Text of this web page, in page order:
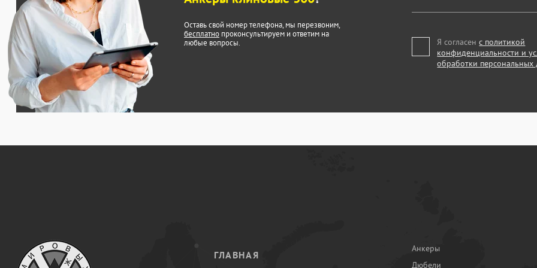
Оставь свой номер телефона, мы перезвоним,
бесплатно проконсультируем и ответим на
любые вопросы.
Я согласенс политикой
конфиденциальности и
обработки персональных
ГЛАВНАЯ
Анкеры
Дюбели